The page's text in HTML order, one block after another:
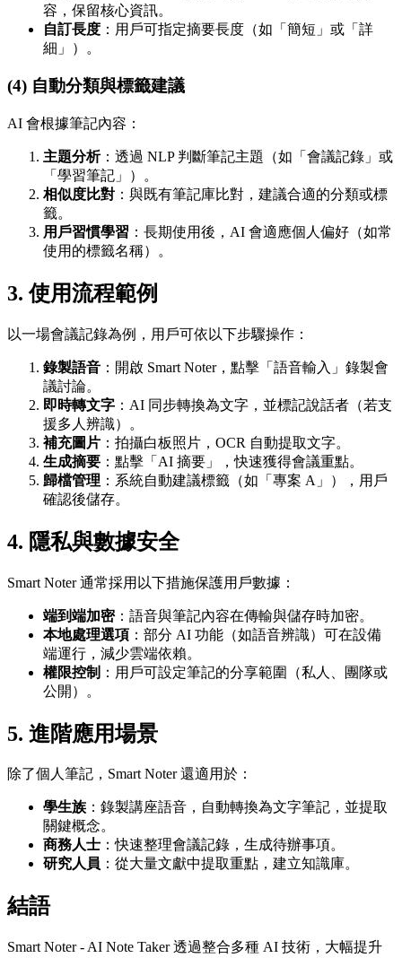
容，保留核心資訊。
自訂長度 ：用戶可指定摘要長度（如「簡短」或「詳
細」）。
(4) 自動分類與標籤建議
AI 會根據筆記內容：
主題分析：透過 NLP 判斷筆記主題（如「會議記錄」或
「學習筆記」）。
相似度比對 ：與既有筆記庫比對，建議合適的分類或標
籤。
用戶習慣學習 ：長期使用後，AI 會適應個人偏好（如常
使用的標籤名稱）。
3.使用流程範例
以一場會議記錄為例，用戶可依以下步驟操作：
錄製語音 ：開啟 Smart Noter，點擊「語音輸入」錄製會
議討論。
即時轉文字 ：AI 同步轉換為文字，並標記說話者（若支
援多人辨識）。
補充圖片 ：拍攝白板照片，OCR 自動提取文字。
生成摘要 ：點擊「AI 摘要」，快速獲得會議重點。
歸檔管理 ：系統自動建議標籤（如「專案 A」），用戶
確認後儲存。
4. 隱私與數據安全
Smart Noter 通常採用以下措施保護用戶數據：
端到端加密：語音與筆記內容在傳輸與儲存時加密。
本地處理選項 ：部分 AI 功能（如語音辨識）可在設備
端運行，減少雲端依賴。
權限控制 ：用戶可設定筆記的分享範圍（私人、團隊或
公開）。
5. 進階應用場景
除了個人筆記，Smart Noter 還適用於：
學生族 ：錄製講座語音，自動轉換為文字筆記，並提取
關鍵概念。
商務人士 ：快速整理會議記錄，生成待辦事項。
研究人員 ：從大量文獻中提取重點，建立知識庫。
結語
Smart Noter - AI Note Taker 透過整合多種 AI 技術，大幅提升